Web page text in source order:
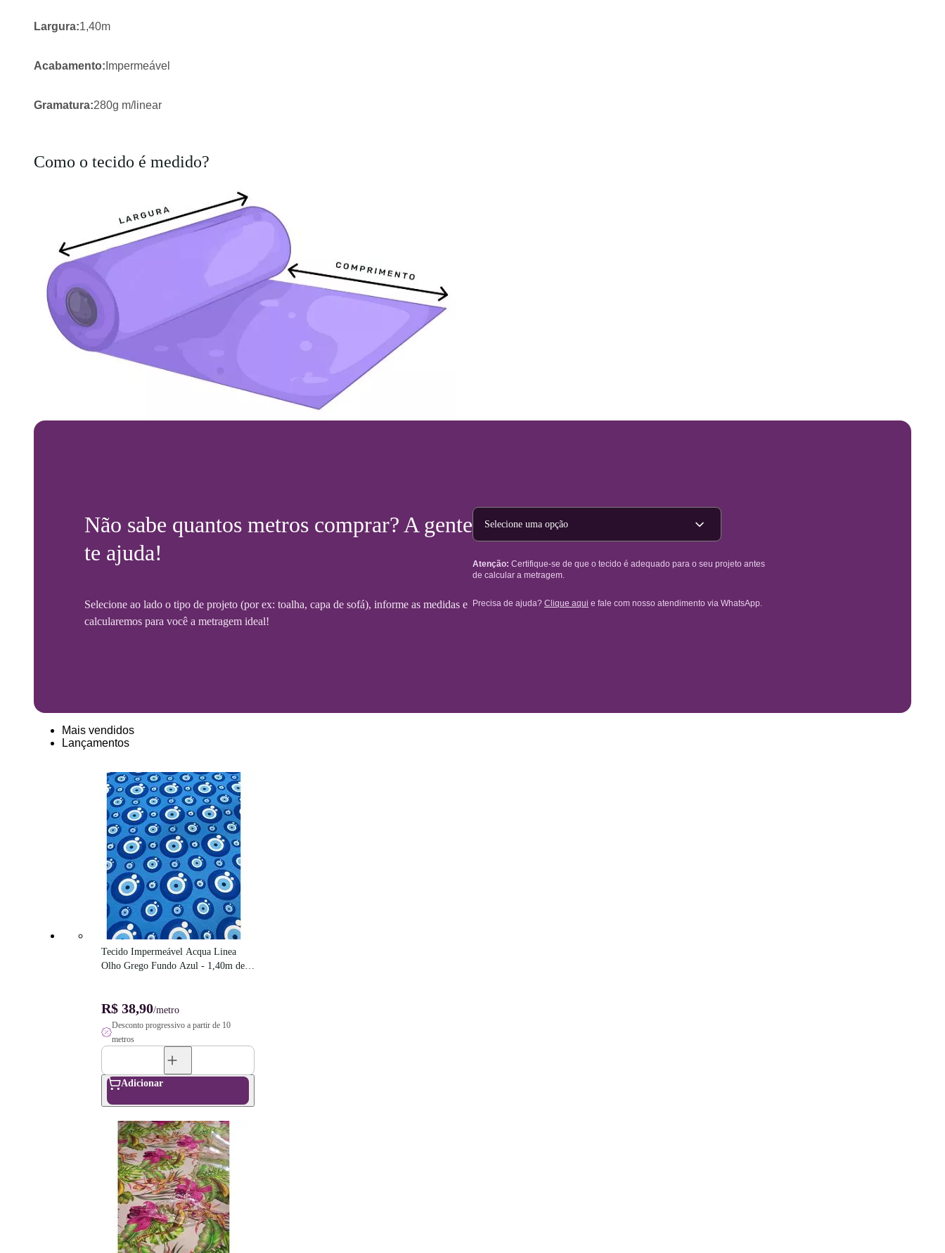
Largura:1,40m
Acabamento: Impermeável
Gramatura:280g m/linear
Como o tecido é medido?
Não sabe quantos metros comprar? A gente
te ajuda!
Selecione ao lado o tipo de projeto (por ex: toalha, capa de sofá), informe as medidas e
calcularemos para você a metragem ideal!
Tipo de projeto
Atenção: Certifique-se de que o tecido é adequado para o seu projeto antes
de calcular a metragem.
Precisa de ajuda? Clique aqui e fale com nosso atendimento via WhatsApp.
Mais vendidos
Lançamentos
Tecido Impermeável Acqua Linea
Olho Grego Fundo Azul - 1,40m de
R$ 38,90/metro
Desconto progressivo a partir de 10
metros
Adicionar